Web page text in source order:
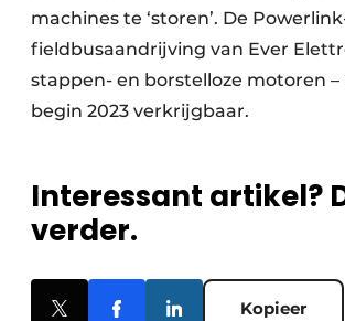
machines te ‘storen’. De
fieldbusaandrijving van Ever
stappen- en borstelloze motoren –
begin 2023 verkrijgbaar.
Interessant artikel?
verder.
Kopieer